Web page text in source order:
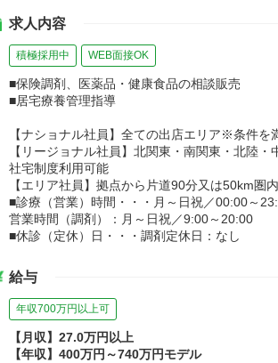
求人内容
積極採用中 WEB面接OK
■保険調剤、医薬品・健康食品の相談販売
■居宅療養管理指導
【ナショナル社員】全ての出店エリア※条件を
【リージョナル社員】北関東・南関東・北陸
社宅制度利用可能
【エリア社員】拠点から片道90分又は50km圏内
■診療（営業）時間・・・月～日祝／00:00～
営業時間（調剤）：月～日祝／9:00～20:00
■休診（定休）日・・・調剤定休日：なし
給与
年収700万円以上可
【月収】27.0万円以上
【年収】400万円～740万円モデル